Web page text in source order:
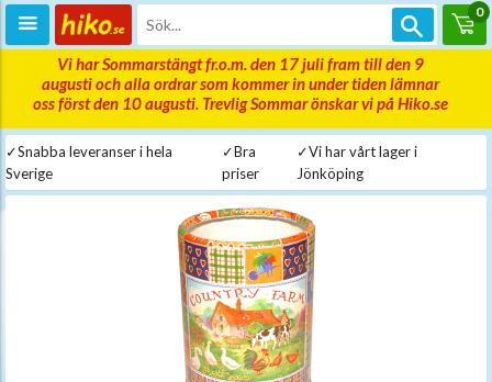
0
Vi har Sommarstängt fr.o.m. den 17 juli fram till den 9
augusti och alla ordrar som kommer in under tiden lämnar
oss först den 10 augusti. Trevlig Sommar önskar vi på Hiko.se
✓Snabba leveranser i hela
Sverige
✓Bra
priser
✓Vi har vårt lager i
Jönköping